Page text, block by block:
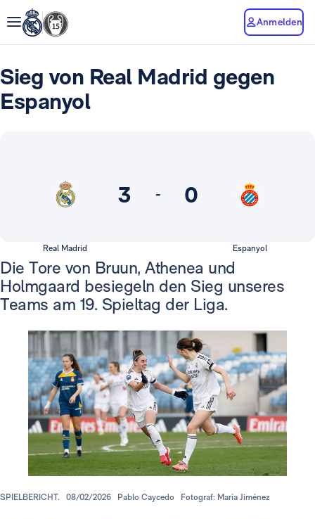
Anmelden
Sieg von Real Madrid gegen
Espanyol
3 - 0
Real Madrid Espanyol
Die Tore von Bruun, Athenea und
Holmgaard besiegeln den Sieg unseres
Teams am 19. Spieltag der Liga.
SPIELBERICHT. 08/02/2026 Pablo Caycedo Fotograf: María Jiménez